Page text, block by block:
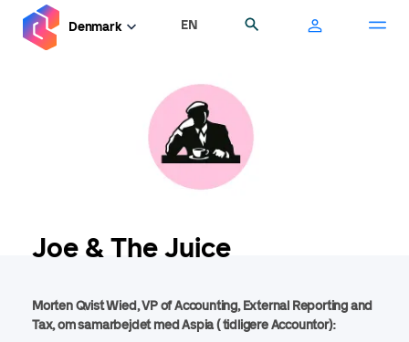
hovedindhold
Denmark EN
Joe & The Juice
Morten Qvist Wied, VP of Accounting, External Reporting and
Tax, om samarbejdet med Aspia ( tidligere Accountor):